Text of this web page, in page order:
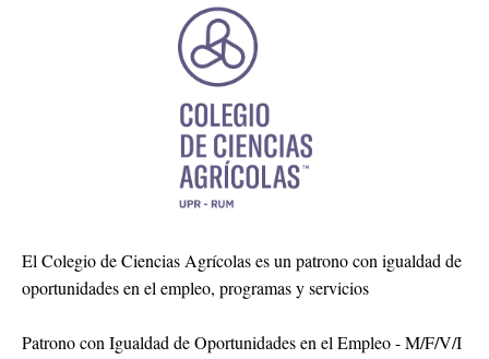
El Colegio de Ciencias Agrícolas es un patrono con igualdad de
oportunidades en el empleo, programas y servicios
Patrono con Igualdad de Oportunidades en el Empleo - M/F/V/I